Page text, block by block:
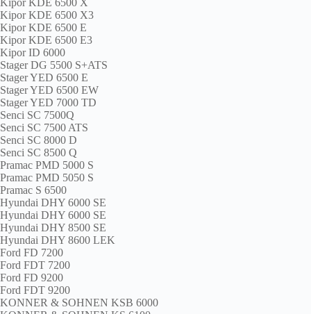
Kipor KDE 6500 X
Kipor KDE 6500 X3
Kipor KDE 6500 E
Kipor KDE 6500 E3
Kipor ID 6000
Stager DG 5500 S+ATS
Stager YED 6500 E
Stager YED 6500 EW
Stager YED 7000 TD
Senci SC 7500Q
Senci SC 7500 ATS
Senci SC 8000 D
Senci SC 8500 Q
Pramac PMD 5000 S
Pramac PMD 5050 S
Pramac S 6500
Hyundai DHY 6000 SE
Hyundai DHY 6000 SE
Hyundai DHY 8500 SE
Hyundai DHY 8600 LEK
Ford FD 7200
Ford FDT 7200
Ford FD 9200
Ford FDT 9200
KONNER & SOHNEN KSB 6000